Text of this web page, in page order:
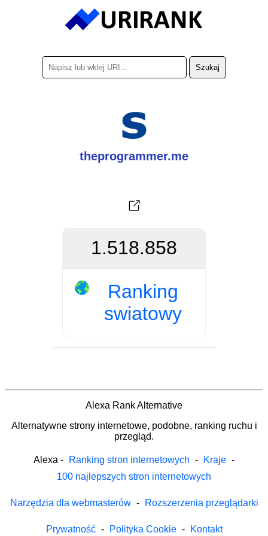
theprogrammer.me
1.518.858
Ranking
swiatowy
Alexa Rank Alternative
Alternatywne strony internetowe, podobne, ranking ruchu i
przegląd.
Alexa - Ranking stron internetowych - Kraje -
100 najlepszych stron internetowych
Narzędzia dla webmasterów - Rozszerzenia przeglądarki
Prywatność - Polityka Cookie - Kontakt